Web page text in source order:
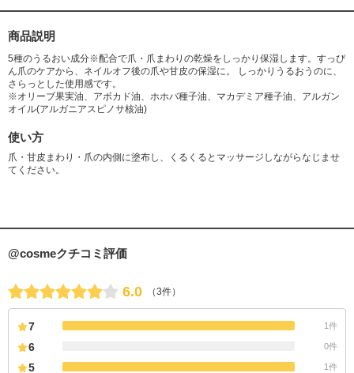
商品説明
5種のうるおい成分※配合で爪・爪まわりの乾燥をしっかり保湿します。すっぴ
ん爪のケアから、ネイルオフ後の爪や甘皮の保湿に。 しっかりうるおうのに、
さらっとした使用感です。
※オリーブ果実油、アボカド油、ホホバ種子油、マカデミア種子油、アルガン
オイル(アルガニアスピノサ核油)
使い方
爪・甘皮まわり・爪の内側に塗布し、くるくるとマッサージしながらなじませ
てください。
@cosmeクチコミ評価
6.0 （3件）
7 1件
6 0件
5 1件